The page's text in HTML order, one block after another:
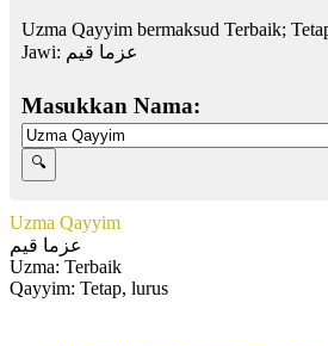
Uzma Qayyim bermaksud Terbaik;
Jawi: عزما قيم
Masukkan Nama:
Uzma Qayyim
عزما قيم
Uzma: Terbaik
Qayyim: Tetap, lurus